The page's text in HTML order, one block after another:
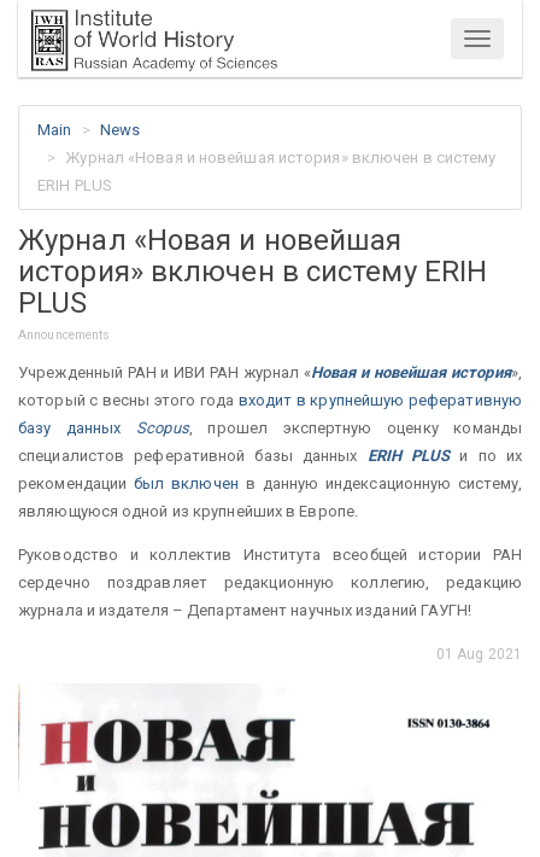
Menu
Main
News
Журнал «Новая и новейшая история» включен в систему
ERIH PLUS
Журнал «Новая и новейшая
история» включен в систему ERIH
PLUS
Announcements
Учрежденный РАН и ИВИ РАН журнал «Новая и новейшая история»,
который с весны этого года входит в крупнейшую реферативную
базу данных Scopus, прошел экспертную оценку команды
специалистов реферативной базы данных ERIH PLUS и по их
рекомендациибыл включен в данную индексационную систему,
являющуюся одной из крупнейших в Европе.
Руководство и коллектив Института всеобщей истории РАН
сердечно поздравляет редакционную коллегию, редакцию
журнала и издателя – Департамент научных изданий ГАУГН!
01 Aug 2021